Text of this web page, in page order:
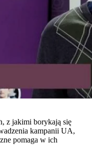
z jakimi borykają się
kampanii UA,
pomaga w ich